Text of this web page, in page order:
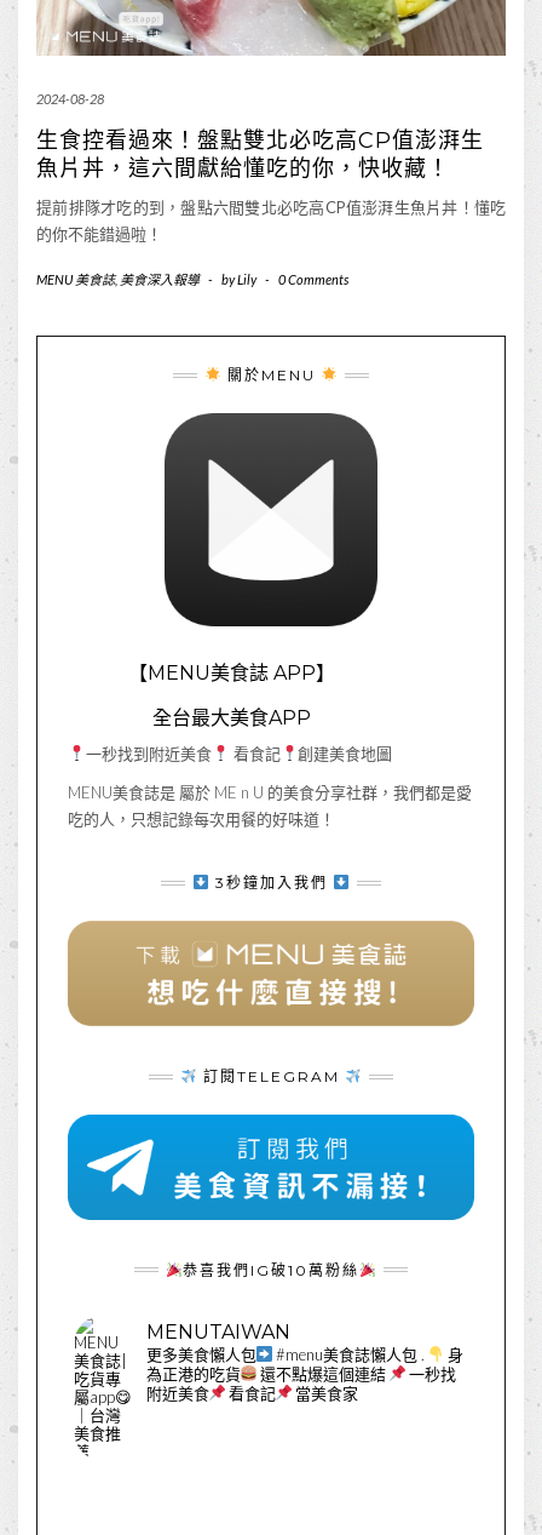
2024-08-28
生食控看過來！盤點雙北必吃高CP值澎湃生
魚片丼，這六間獻給懂吃的你，快收藏！
提前排隊才吃的到，盤點六間雙北必吃高CP值澎湃生魚片丼！懂吃
的你不能錯過啦！
MENU 美食誌, 美食深入報導 - byLily - 0 Comments
關於MENU
【MENU美食誌 APP】
全台最大美食APP
一秒找到附近美食 看食記
創建美食地圖
MENU美食誌是 屬於 ME n U 的美食分享社群，我們都是愛
吃的人，只想記錄每次用餐的好味道！
3秒鐘加入我們
訂閱TELEGRAM
恭喜我們IG破10萬粉絲
MENUTAIWAN
更多美食懶人包 #menu美食誌懶人包 .
身
為正港的吃貨
還不點爆這個連結
一秒找
附近美食
看食記 當美食家